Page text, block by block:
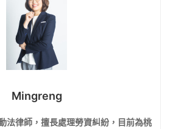
Mingreng
法律師，擅長處理勞資糾紛，目前為桃